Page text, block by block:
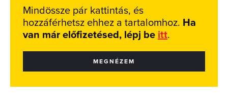
Mindössze pár kattintás, és
hozzáférhetsz ehhez a tartalomhoz. Ha
van már előfizetésed, lépj be itt.
MEGNÉZEM